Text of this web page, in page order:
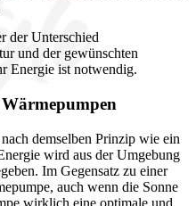
der Unterschied
und der gewünschten
Energie ist notwendig.
demselben Prinzip wie ein
wird aus der Umgebung
Im Gegensatz zu einer
auch wenn die Sonne
wirklich eine optimale und